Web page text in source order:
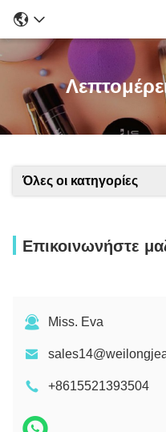
Όλες οι κατηγορίες
Επικοινωνήστε
Miss. Eva
+8615521393504